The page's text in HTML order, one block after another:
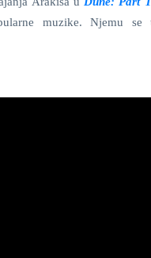
muzike. Njemu